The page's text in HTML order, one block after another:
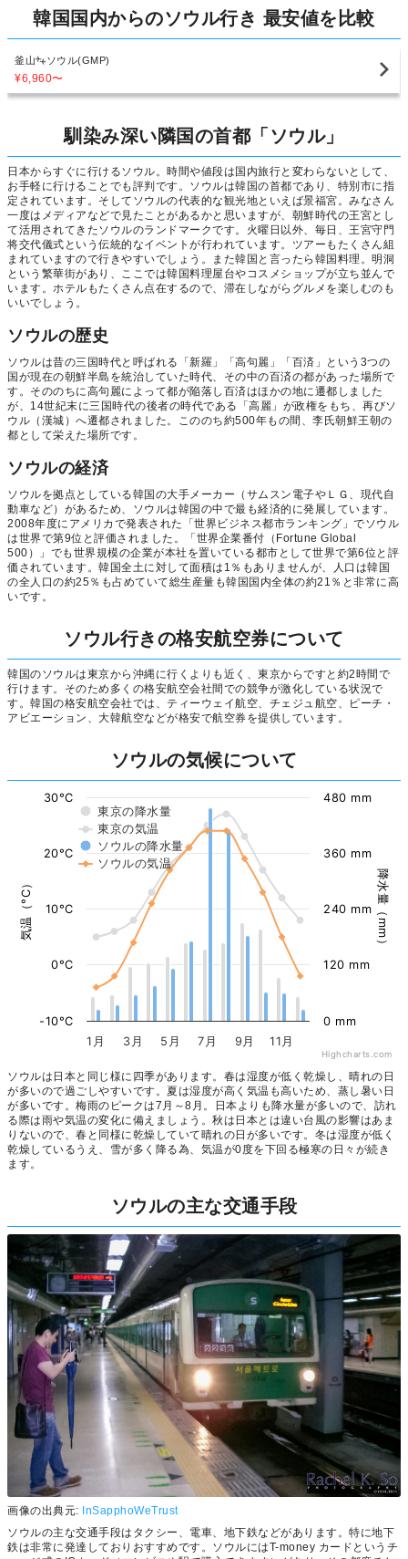
韓国国内からのソウル行き 最安値を比較
釜山 ソウル(GMP)
¥6,960〜
馴染み深い隣国の首都「ソウル」
日本からすぐに行けるソウル。時間や値段は国内旅行と変わらないとして、
お手軽に行けることでも評判です。ソウルは韓国の首都であり、特別市に指
定されています。そしてソウルの代表的な観光地といえば景福宮。みなさん
一度はメディアなどで見たことがあるかと思いますが、朝鮮時代の王宮とし
て活用されてきたソウルのランドマークです。火曜日以外、毎日、王宮守門
将交代儀式という伝統的なイベントが行われています。ツアーもたくさん組
まれていますので行きやすいでしょう。また韓国と言ったら韓国料理。明洞
という繁華街があり、ここでは韓国料理屋台やコスメショップが立ち並んで
います。ホテルもたくさん点在するので、滞在しながらグルメを楽しむのも
いいでしょう。
ソウルの歴史
ソウルは昔の三国時代と呼ばれる「新羅」「高句麗」「百済」という3つの
国が現在の朝鮮半島を統治していた時代、その中の百済の都があった場所で
す。そののちに高句麗によって都が陥落し百済はほかの地に遷都しました
が、14世紀末に三国時代の後者の時代である「高麗」が政権をもち、再びソ
ウル（漢城）へ遷都されました。こののち約500年もの間、李氏朝鮮王朝の
都として栄えた場所です。
ソウルの経済
ソウルを拠点としている韓国の大手メーカー（サムスン電子やＬＧ、現代自
動車など）があるため、ソウルは韓国の中で最も経済的に発展しています。
2008年度にアメリカで発表された「世界ビジネス都市ランキング」でソウル
は世界で第9位と評価されました。「世界企業番付（Fortune Global
500）」でも世界規模の企業が本社を置いている都市として世界で第6位と評
価されています。韓国全土に対して面積は1％もありませんが、人口は韓国
の全人口の約25％も占めていて総生産量も韓国国内全体の約21％と非常に高
いです。
ソウル行きの格安航空券について
韓国のソウルは東京から沖縄に行くよりも近く、東京からですと約2時間で
行けます。そのため多くの格安航空会社間での競争が激化している状況で
す。韓国の格安航空会社では、ティーウェイ航空、チェジュ航空、ピーチ・
アビエーション、大韓航空などが格安で航空券を提供しています。
ソウルの気候について
気温（°C） 降水量（mm）
東京の降水量
東京の気温
ソウルの降水量
ソウルの気温
1月 3月 5月 7月 9月 11月
-10°C
0°C
10°C
20°C
30°C
0 mm
120 mm
240 mm
360 mm
480 mm
Highcharts.com
ソウルは日本と同じ様に四季があります。春は湿度が低く乾燥し、晴れの日
が多いので過ごしやすいです。夏は湿度が高く気温も高いため、蒸し暑い日
が多いです。梅雨のピークは7月～8月。日本よりも降水量が多いので、訪れ
る際は雨や気温の変化に備えましょう。秋は日本とは違い台風の影響はあま
りないので、春と同様に乾燥していて晴れの日が多いです。冬は湿度が低く
乾燥しているうえ、雪が多く降る為、気温が0度を下回る極寒の日々が続き
ます。
ソウルの主な交通手段
画像の出典元: InSapphoWeTrust
ソウルの主な交通手段はタクシー、電車、地下鉄などがあります。特に地下
鉄は非常に発達しておりおすすめです。ソウルにはT-money カードというチ